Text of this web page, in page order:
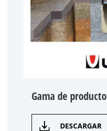
Gama de producto
DESCARGAR